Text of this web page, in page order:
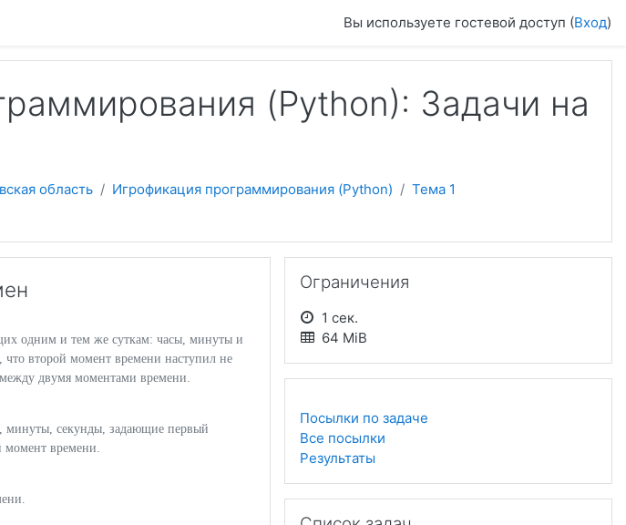
Вы используете гостевой доступ (Вход)
(Python): Задачи на
область Игрофикация программирования (Python)
Тема 1
одним и тем же суткам: часы, минуты и
второй момент времени наступил не
двумя моментами времени.
минуты, секунды, задающие первый
момент времени.
Ограничения
1 сек.
64 MiB
Посылки по задаче
Все посылки
Результаты